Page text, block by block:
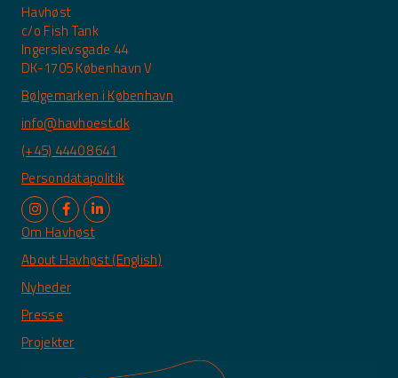
Havhøst
c/o Fish Tank
Ingerslevsgade 44
DK-1705 København V
Bølgemarken i København
info@havhoest.dk
(+45) 4440 8641
Persondatapolitik
Om Havhøst
About Havhøst (English)
Nyheder
Presse
Projekter